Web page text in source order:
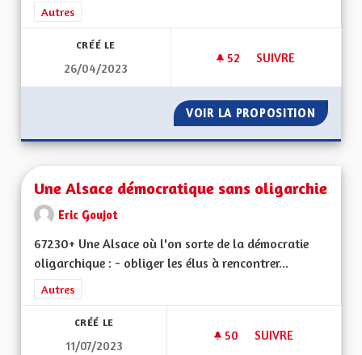
Filtrer les résultats de la catégorie : Autres
Autres
CRÉÉ LE
26/04/2023
52 52 ABONNÉS
SUIVRE
VOIR LA PROPOSITION UNE
Une Alsace démocratique sans oligarchie
Eric Goujot
67230+ Une Alsace où l'on sorte de la démocratie
oligarchique : - obliger les élus à rencontrer...
Filtrer les résultats de la catégorie : Autres
Autres
CRÉÉ LE
11/07/2023
50 50 ABONNÉS
SUIVRE